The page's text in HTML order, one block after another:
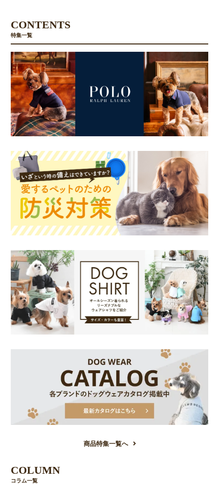
CONTENTS
特集一覧
商品特集一覧へ
COLUMN
コラム一覧